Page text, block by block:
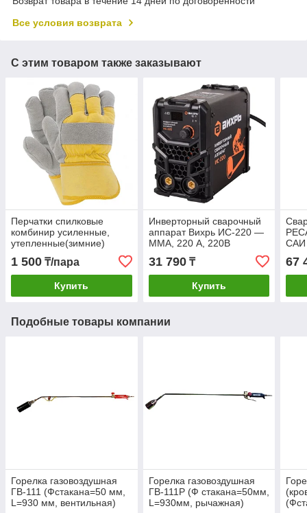
Все условия возврата
С этим товаром также заказывают
Перчатки спилковые
комбинир усиленные,
утепленные(зимние)
РУССКИЕ ЛЬВЫ (рабочие
зимние перчатки)
1 500 ₸/пара
Купить
Инверторный сварочный
аппарат Вихрь ИС-220 —
MMA, 220 А, 220В
31 790₸
Купить
САИ
67
Подобные товары компании
Горелка газовоздушная
ГВ-111 (Фстакана=50 мм,
L=930 мм, вентильная)
Горелка газовоздушная
ГВ-111Р (Ф стакана=50мм,
L=930мм, рычажная)